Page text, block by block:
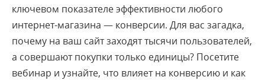
ключевом показателе эффективности любого
интернет-магазина — конверсии. Для вас загадка,
почему на ваш сайт заходят тысячи пользователей,
а совершают покупки только единицы? Посетите
вебинар и узнайте, что влияет на конверсию и как